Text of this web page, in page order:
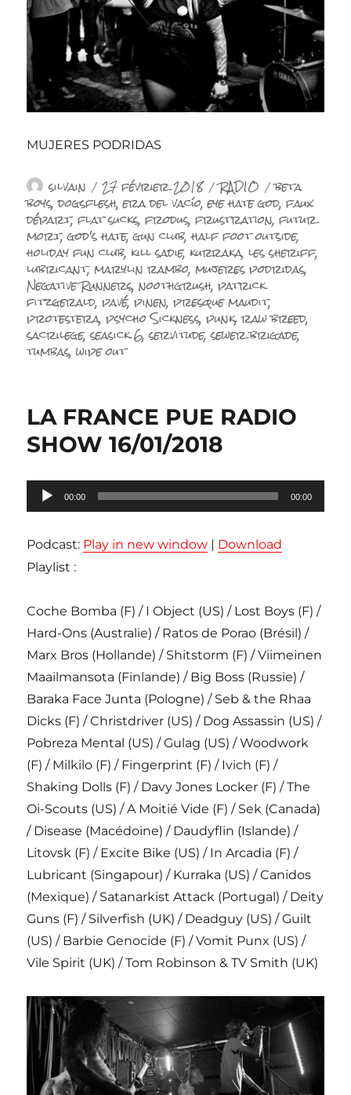
MUJERES PODRIDAS
Auteur
silvain Publié
le
27 février 2018 Catégories
RADIO Étiquettes
beta
boys,dogsflesh,era del vacío,eye hate god,faux
départ,flat sucks,frodus,frustration,futur
mort,god's hate,gun club,half foot outside,
holiday fun club, kill sadie, kurraka,les sheriff,
lubricant,marylin rambo,mujeres podridas,
Negative Runners,noothgrush,patrick
fitzgerald,pavé,pinen,presque maudit,
protestera,psycho Sickness,punk,raw breed,
sacrilege,seasick 6,servitude,sewer brigade,
tumbas,wipe out
LA FRANCE PUE RADIO
SHOW 16/01/2018
Lecteur
audio
00:00 00:00
Podcast: Play in new window | Download
Playlist :
Coche Bomba (F) / I Object (US) / Lost Boys (F) /
Hard-Ons (Australie) / Ratos de Porao (Brésil) /
Marx Bros (Hollande) / Shitstorm (F) / Viimeinen
Maailmansota (Finlande) / Big Boss (Russie) /
Baraka Face Junta (Pologne) / Seb & the Rhaa
Dicks (F) / Christdriver (US) / Dog Assassin (US) /
Pobreza Mental (US) / Gulag (US) / Woodwork
(F) / Milkilo (F) / Fingerprint (F) / Ivich (F) /
Shaking Dolls (F) / Davy Jones Locker (F) / The
Oi-Scouts (US) / A Moitié Vide (F) / Sek (Canada)
/ Disease (Macédoine) / Daudyflin (Islande) /
Litovsk (F) / Excite Bike (US) / In Arcadia (F) /
Lubricant (Singapour) / Kurraka (US) / Canidos
(Mexique) / Satanarkist Attack (Portugal) / Deity
Guns (F) / Silverfish (UK) / Deadguy (US) / Guilt
(US) / Barbie Genocide (F) / Vomit Punx (US) /
Vile Spirit (UK) / Tom Robinson & TV Smith (UK)